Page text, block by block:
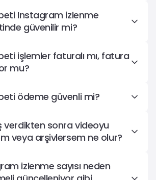
Instagram izlenme
güvenilir mi?
işlemler faturalı mı, fatura
mu?
ödeme güvenli mi?
verdikten sonra videoyu
veya arşivlersem ne olur?
izlenme sayısı neden